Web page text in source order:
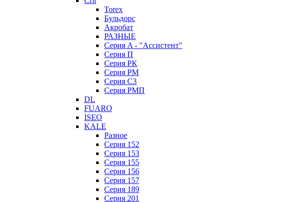
Torex
Бульдорс
Акробат
РАЗНЫЕ
Серия A - "Ассистент"
Серия П
Серия РК
Серия РМ
Серия С3
Серия РМП
DL
FUARO
ISEO
KALE
Разное
Серия 152
Серия 153
Серия 155
Серия 156
Серия 157
Серия 189
Серия 201